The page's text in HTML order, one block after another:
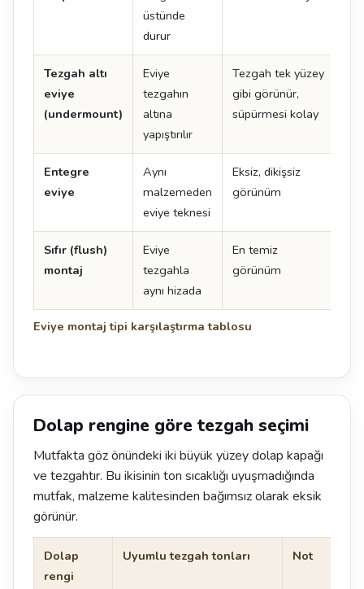
Eviye montaj tipi karşılaştırma tablosu
üstünde
durur
Tezgah altı
eviye
(undermount)
Eviye
tezgahın
altına
yapıştırılır
Tezgah tek yüzey
gibi görünür,
süpürmesi kolay
Entegre
eviye
Aynı
malzemeden
eviye teknesi
Eksiz, dikişsiz
görünüm
Sıfır (flush)
montaj
Eviye
tezgahla
aynı hizada
En temiz
görünüm
Dolap rengine göre tezgah seçimi
Mutfakta göz önündeki iki büyük yüzey dolap kapağı
ve tezgahtır. Bu ikisinin ton sıcaklığı uyuşmadığında
mutfak, malzeme kalitesinden bağımsız olarak eksik
görünür.
Dolap
rengi
Uyumlu tezgah tonları Not